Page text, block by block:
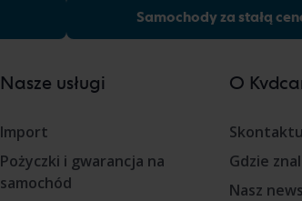
Samochody za stałą
Nasze usługi
Import
Pożyczki i gwarancja na
samochód
O
Gdzie
Nasz